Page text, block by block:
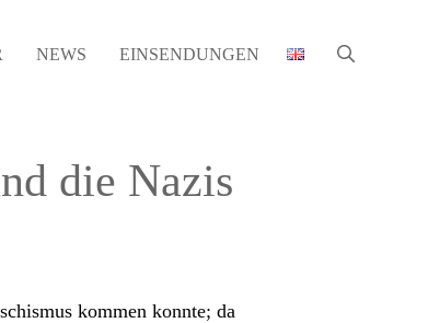
NEWS EINSENDUNGEN
die Nazis
kommen konnte; da